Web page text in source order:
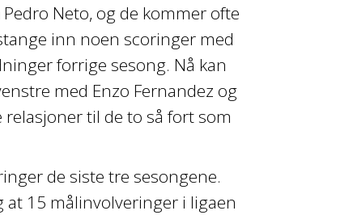
Neto, og de kommer ofte
inn noen scoringer med
forrige sesong. Nå kan
med Enzo Fernandez og
til de to så fort som
de siste tre sesongene.
at 15 målinvolveringer i ligaen